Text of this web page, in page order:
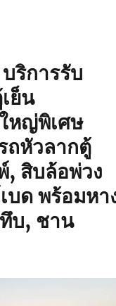
บริการรับ
ย็น
หญ่พิเศษ
ถหัวลากตู้
, สิบล้อพ่วง
บด พร้อมหา
บ, ชาน